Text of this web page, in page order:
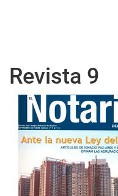
Revista 9